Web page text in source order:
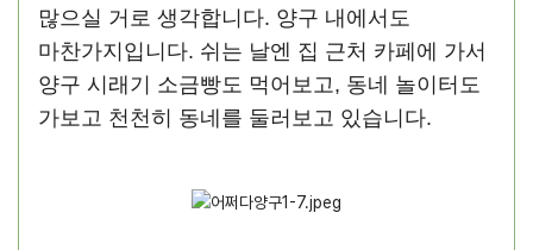
많으실 거로 생각합니다. 양구 내에서도
마찬가지입니다. 쉬는 날엔 집 근처 카페에 가서
양구 시래기 소금빵도 먹어보고, 동네 놀이터도
가보고 천천히 동네를 둘러보고 있습니다.